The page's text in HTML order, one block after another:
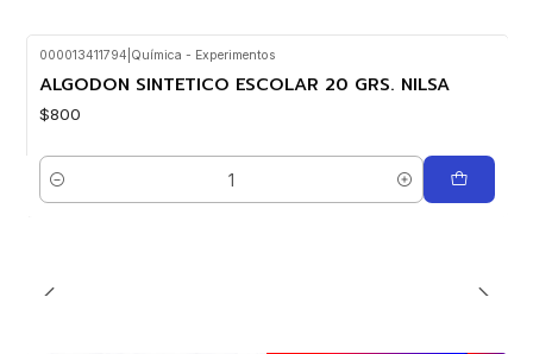
000013411794 Química - Experimentos
ALGODON SINTETICO ESCOLAR 20 GRS. NILSA
$800
Cantidad